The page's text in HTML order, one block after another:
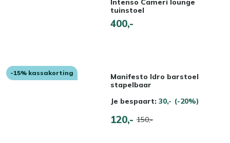
Intenso Cameri lounge
tuinstoel
400,-
-15% kassakorting
Manifesto Idro barstoel
stapelbaar
Je bespaart: 30,- (-20%)
120,- 150,-